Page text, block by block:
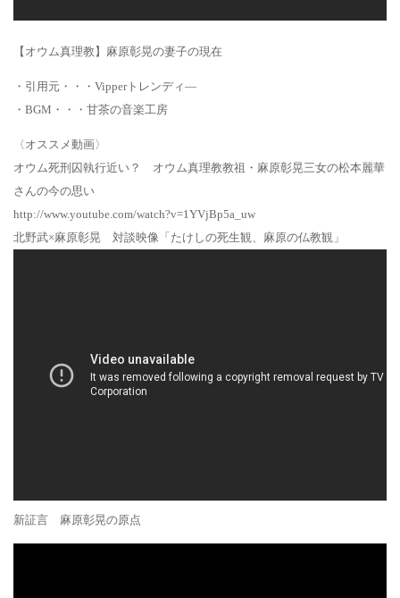
【オウム真理教】麻原彰晃の妻子の現在
・引用元・・・Vipperトレンディ―
・BGM・・・甘茶の音楽工房
〈オススメ動画〉
オウム死刑囚執行近い？ オウム真理教教祖・麻原彰晃三女の松本麗華
さんの今の思い
http://www.youtube.com/watch?v=1YVjBp5a_uw
北野武×麻原彰晃 対談映像「たけしの死生観、麻原の仏教観」
新証言 麻原彰晃の原点